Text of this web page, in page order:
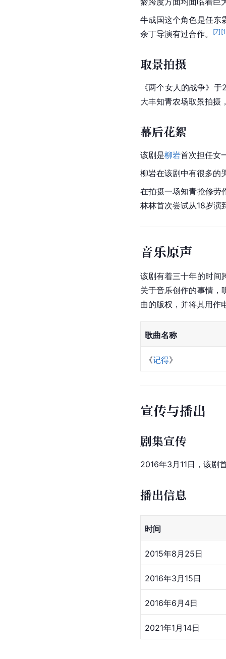
牛成国这个角色是任东
余丁导演有过合作。
[7] [
取景拍摄
《两个女人的战争》
大丰知青农场取景拍摄
幕后花絮
该剧是柳岩首次担任女
柳岩在该剧中有很多的
在拍摄一场知青抢修劳
林林首次尝试从18岁演
音乐原声
该剧有着三十年的时间
关于音乐创作的事情，
曲的版权，并将其用作
歌曲名称
《记得》
宣传与播出
剧集宣传
2016年3月11日，该剧
播出信息
时间
2015年8月25日
2016年3月15日
2016年6月4日
2021年1月14日